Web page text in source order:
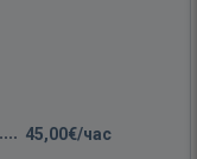
45,00€/час